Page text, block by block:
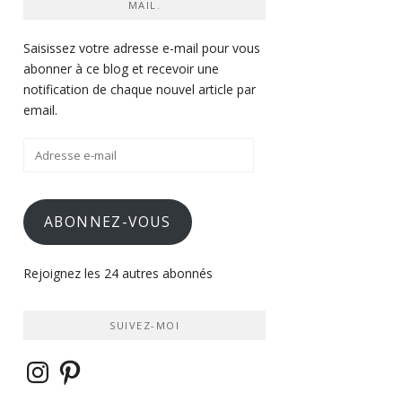
MAIL.
Saisissez votre adresse e-mail pour vous
abonner à ce blog et recevoir une
notification de chaque nouvel article par
email.
Adresse
ABONNEZ-VOUS
Rejoignez les 24 autres abonnés
SUIVEZ-MOI
InstagramPinterest